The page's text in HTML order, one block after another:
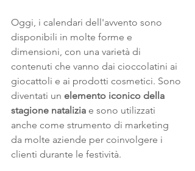
Oggi, i calendari dell'avvento sono
disponibili in molte forme e
dimensioni, con una varietà di
contenuti che vanno dai cioccolatini ai
giocattoli e ai prodotti cosmetici. Sono
diventati un elemento iconico della
stagione natalizia e sono utilizzati
anche come strumento di marketing
da molte aziende per coinvolgere i
clienti durante le festività.